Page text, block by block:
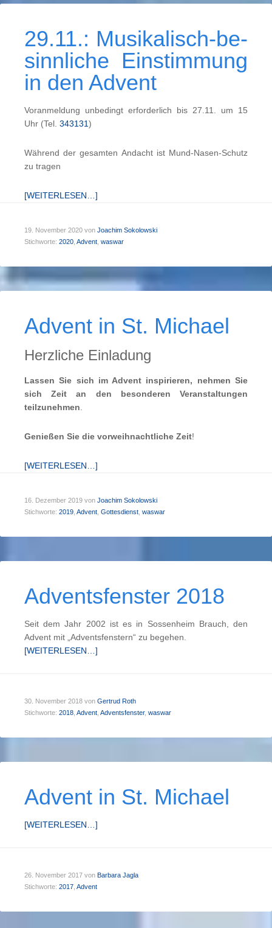
29.11.: Musi­kal­isch-be­
sinn­liche Ein­stimm­ung
in den Ad­vent
Voranmeldung unbedingt erforderlich bis 27.11. um 15
Uhr (Tel. 343131)
Während der gesamten Andacht ist Mund-Nasen-Schutz
zu tragen
[WEITERLESEN…]
19. November 2020 von Joachim Sokolowski
Stichworte: 2020 Advent waswar
Advent in St. Michael
Herzliche Einladung
Lassen Sie sich im Advent inspirieren, nehmen Sie
sich Zeit an den besonderen Veranstaltungen
teilzunehmen
Genießen Sie die vorweihnachtliche Zeit!
[WEITERLESEN…]
16. Dezember 2019 von Joachim Sokolowski
Stichworte: 2019 Advent Gottesdienst waswar
Adventsfenster 2018
Seit dem Jahr 2002 ist es in Sossenheim Brauch, den
Advent mit „Adventsfenstern“ zu begehen.
[WEITERLESEN…]
30. November 2018 von Gertrud Roth
Stichworte: 2018 Advent Adventsfenster, waswar
Advent in St. Michael
[WEITERLESEN…]
26. November 2017 von Barbara Jagla
Stichworte: 2017 Advent